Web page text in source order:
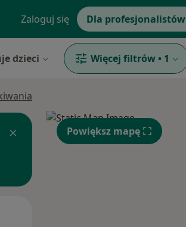
Zaloguj się Dla profesjonalistów
dzieci Więcej filtrów • 1
Powiększ mapę